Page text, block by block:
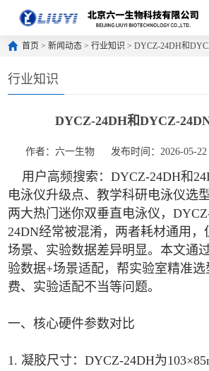
首页 >新闻动态 >行业知识 > DYCZ-24DH和
行业知识
DYCZ-24DH和DYCZ-
作者：六一生物 发布时间：2026-05-22
用户高频搜索：DYCZ-24DH和
电泳仪升级点、教学科研电泳仪选
两大热门迷你双垂直电泳仪，
24DN经常被混淆，两者耗材通用，
场景、实验数据差异明显。本文通
验数据+场景适配，帮实验室精准
费、实验适配不当等问题。
一、核心硬件参数对比
1. 凝胶尺寸：DYCZ-24DH为